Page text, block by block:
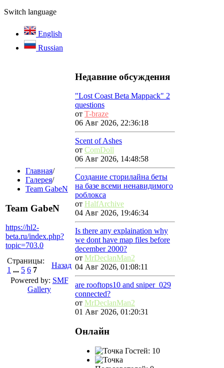
Switch language
English
Russian
Главная/
Галерея/
Team GabeN
Team GabeN
https://hl2-
beta.ru/index.php?
topic=703.0
Страницы:
1 ... 5 6 7
Назад
Powered by: SMF
Gallery
Недавние обсуждения
"Lost Coast Beta Mappack" 2
questions
от T-braze
06 Авг 2026, 22:36:18
Scent of Ashes
от ComDoll
06 Авг 2026, 14:48:58
Создание сторилайна беты
на базе всеми ненавидимого
роблокса
от HalfArchive
04 Авг 2026, 19:46:34
Is there any explaination why
we dont have map files before
december 2000?
от MrDeclanMan2
04 Авг 2026, 01:08:11
are rooftops10 and sniper_029
connected?
от MrDeclanMan2
01 Авг 2026, 01:20:31
Онлайн
Гостей: 10